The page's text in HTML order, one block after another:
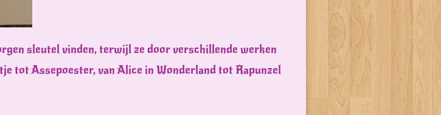
sleutel vinden, terwijl ze door verschillende werken
tot Assepoester, van Alice in Wonderland tot Rapunzel